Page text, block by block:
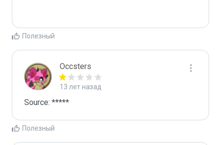
Полезный
Occsters
13 лет назад
Source: *****
Полезный